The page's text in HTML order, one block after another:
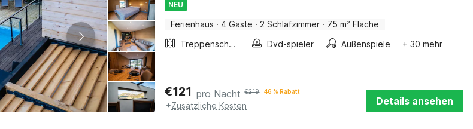
NEU
Ferienhaus · 4 Gäste · 2 Schlafzimmer · 75 m² Fläche
Treppenschutzgitter
Dvd-spieler Außenspiele + 30 mehr
€121 pro Nacht €219 46 % Rabatt
+Zusätzliche Kosten Details ansehen